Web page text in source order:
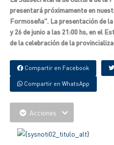
presentará próximamente en
Formoseña". La presentación de
y 26 de junio a las 21:00 hs, en el
de la celebración de la
Compartir en Facebook
Compartir en WhatsApp
Acciones